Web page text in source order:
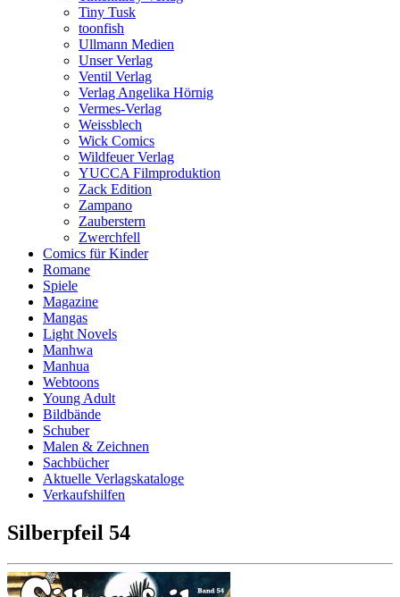
Tiny Tusk
toonfish
Ullmann Medien
Unser Verlag
Ventil Verlag
Verlag Angelika Hörnig
Vermes-Verlag
Weissblech
Wick Comics
Wildfeuer Verlag
YUCCA Filmproduktion
Zack Edition
Zampano
Zauberstern
Zwerchfell
Comics für Kinder
Romane
Spiele
Magazine
Mangas
Light Novels
Manhwa
Manhua
Webtoons
Young Adult
Bildbände
Schuber
Malen & Zeichnen
Sachbücher
Aktuelle Verlagskataloge
Verkaufshilfen
Silberpfeil 54